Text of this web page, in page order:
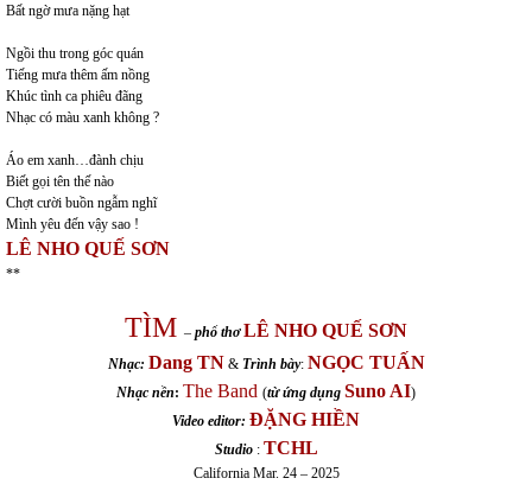
Bất ngờ mưa nặng hạt
Ngồi thu trong góc quán
Tiếng mưa thêm ấm nồng
Khúc tình ca phiêu đãng
Nhạc có màu xanh không ?
Áo em xanh…đành chịu
Biết gọi tên thế nào
Chợt cười buồn ngẫm nghĩ
Mình yêu đến vậy sao !
LÊ NHO QUẾ SƠN
**
TÌM – phổ thơ LÊ NHO QUẾ SƠN
Nhạc: Dang TN & Trình bày: NGỌC TUẤN
Nhạc nền: The Band (từ ứng dụng Suno AI)
Video editor: ĐẶNG HIỀN
Studio : TCHL
California Mar. 24 – 2025